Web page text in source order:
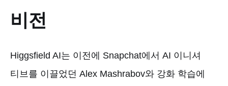
비전
Higgsfield AI는 이전에 Snapchat에서 AI 이니셔
티브를 이끌었던 Alex Mashrabov와 강화 학습에